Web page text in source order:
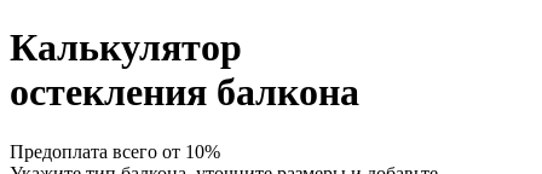
Калькулятор
остекления балкона
Предоплата всего от 10%